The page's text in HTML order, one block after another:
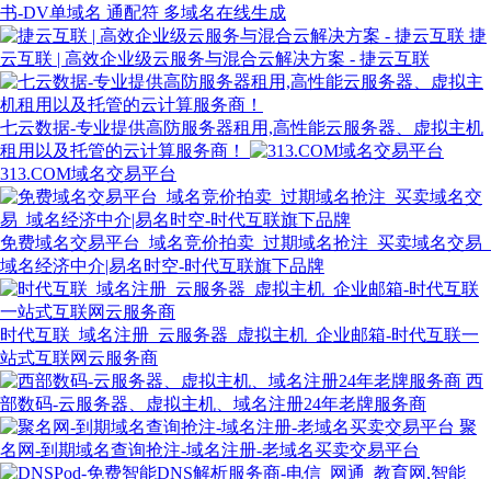
书-DV单域名 通配符 多域名在线生成
捷
云互联 | 高效企业级云服务与混合云解决方案 - 捷云互联
七云数据-专业提供高防服务器租用,高性能云服务器、虚拟主机
租用以及托管的云计算服务商！
313.COM域名交易平台
免费域名交易平台_域名竞价拍卖_过期域名抢注_买卖域名交易_
域名经济中介|易名时空-时代互联旗下品牌
时代互联_域名注册_云服务器_虚拟主机_企业邮箱-时代互联一
站式互联网云服务商
西
部数码-云服务器、虚拟主机、域名注册24年老牌服务商
聚
名网-到期域名查询抢注-域名注册-老域名买卖交易平台